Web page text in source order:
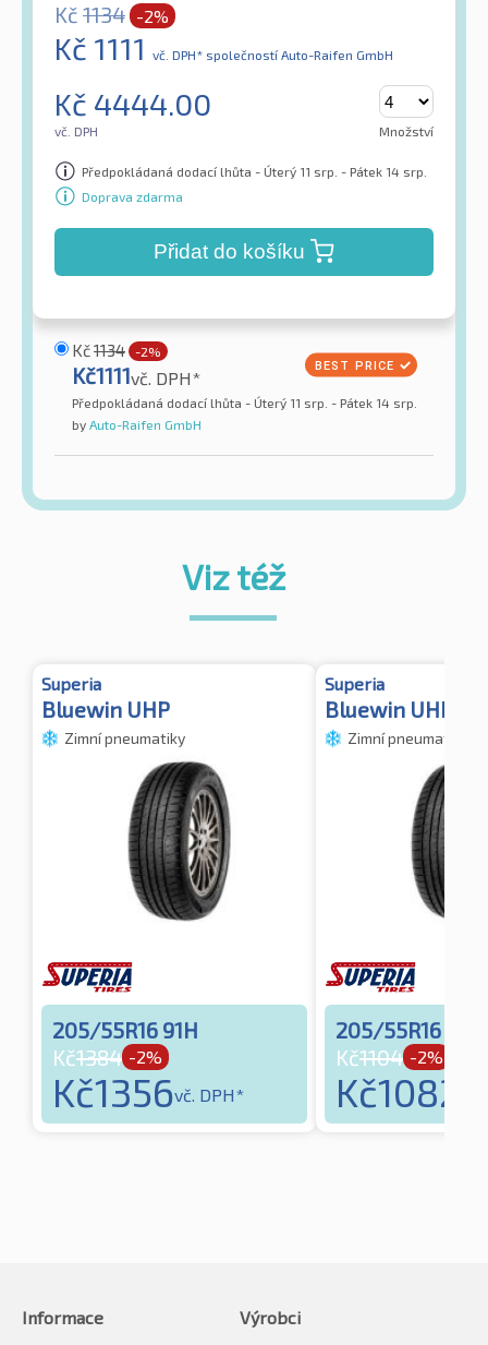
Kč 1134 -2%
Kč 1111 vč. DPH* společností Auto-Raifen GmbH
Kč 4444.00
vč. DPH Množství
Předpokládaná dodací lhůta - Úterý 11 srp. - Pátek 14 srp.
Doprava zdarma
Přidat do košíku
Kč1134 -2%
Kč1111vč. DPH*
Předpokládaná dodací lhůta - Úterý 11 srp. - Pátek 14 srp.
by Auto-Raifen GmbH
Viz též
Superia
Bluewin UHP
Zimní pneumatiky
205/55R16 91H
Kč1384 -2%
Kč1356vč. DPH*
Superia
Bluewin UHP
Zimní pneumatiky
205/55R16 91V
Kč1104 -2%
Kč1082
Informace
Výrobci